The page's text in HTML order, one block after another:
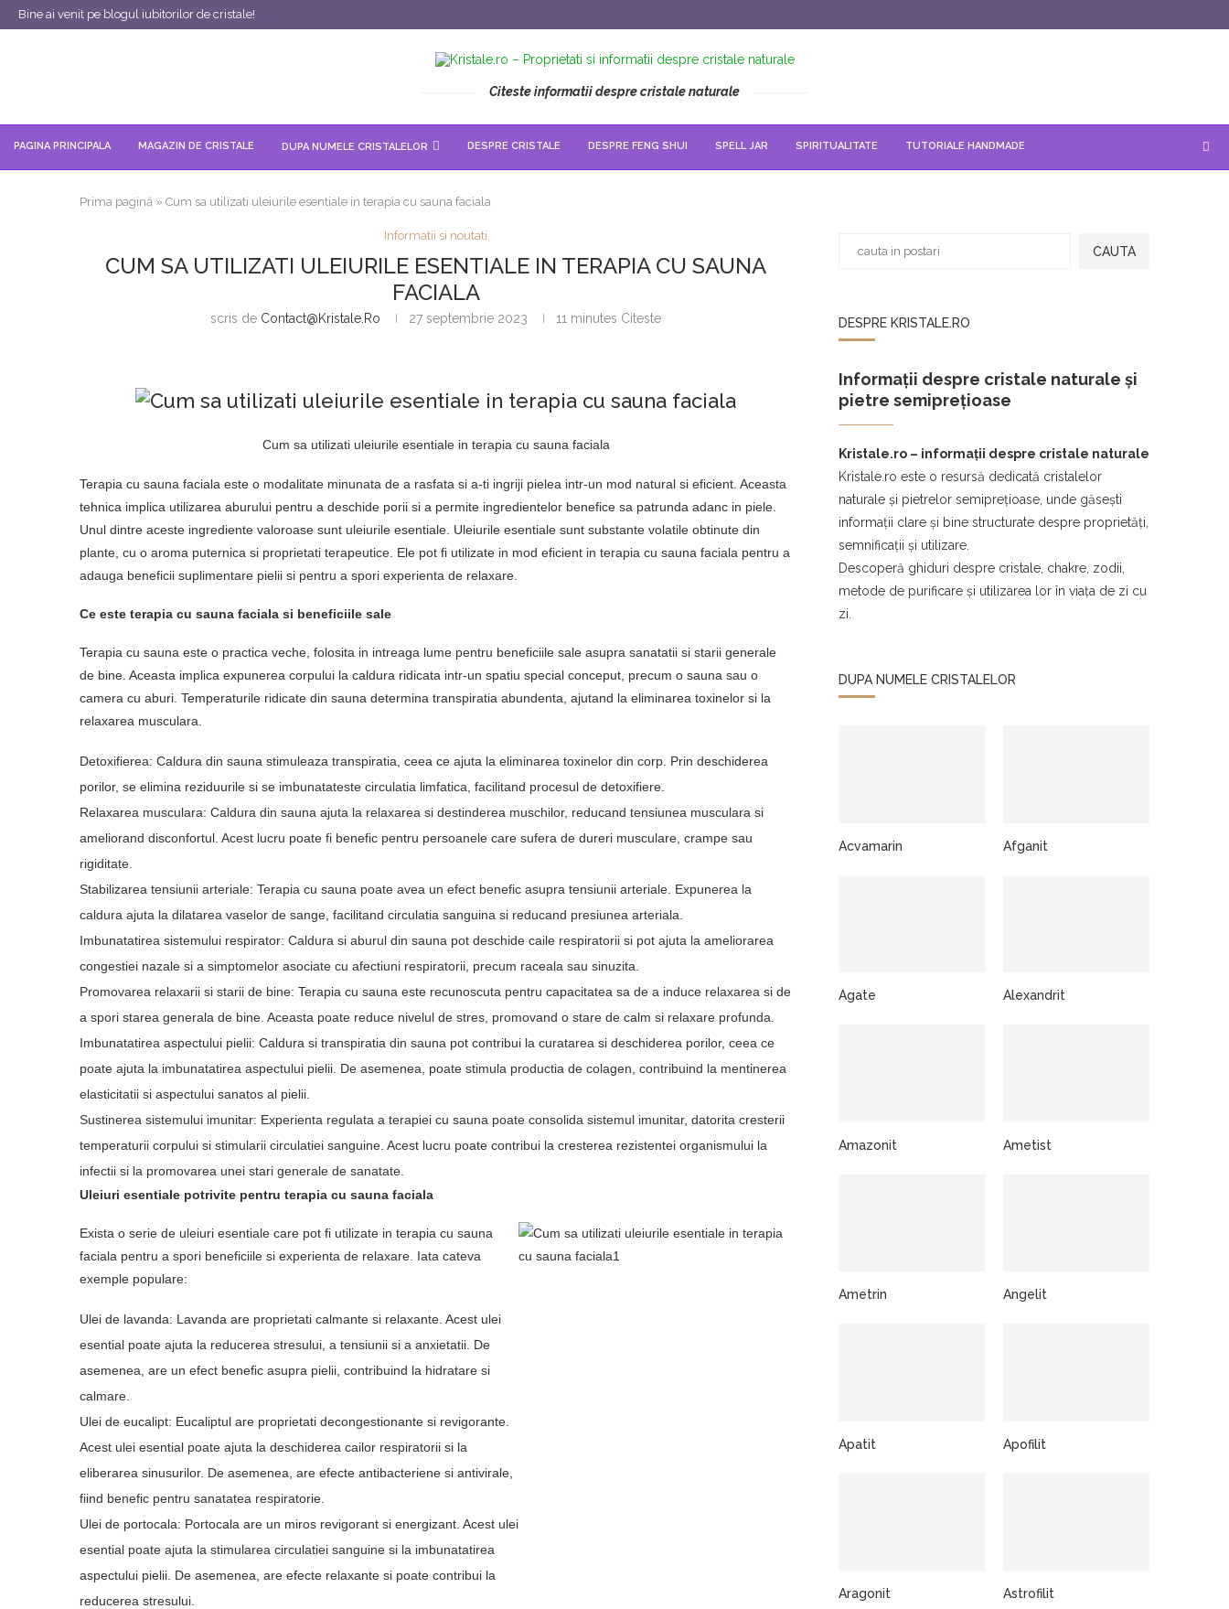
Bine ai venit pe blogul iubitorilor de cristale!
Citeste informatii despre cristale naturale
PAGINA PRINCIPALA MAGAZIN DE CRISTALE DUPA NUMELE CRISTALELOR DESPRE CRISTALE DESPRE FENG SHUI SPELL JAR SPIRITUALITATE TUTORIALE HANDMADE
Prima pagină » Cum sa utilizati uleiurile esentiale in terapia cu sauna faciala
Informatii si noutati
CUM SA UTILIZATI ULEIURILE ESENTIALE IN TERAPIA CU SAUNA
FACIALA
scris de Contact@kristale.ro 27 septembrie 2023 11 minutes Citeste
Cum sa utilizati uleiurile esentiale in terapia cu sauna faciala
Terapia cu sauna faciala este o modalitate minunata de a rasfata si a-ti ingriji pielea intr-un mod natural si eficient. Aceasta
tehnica implica utilizarea aburului pentru a deschide porii si a permite ingredientelor benefice sa patrunda adanc in piele.
Unul dintre aceste ingrediente valoroase sunt uleiurile esentiale. Uleiurile esentiale sunt substante volatile obtinute din
plante, cu o aroma puternica si proprietati terapeutice. Ele pot fi utilizate in mod eficient in terapia cu sauna faciala pentru a
adauga beneficii suplimentare pielii si pentru a spori experienta de relaxare.
Ce este terapia cu sauna faciala si beneficiile sale
Terapia cu sauna este o practica veche, folosita in intreaga lume pentru beneficiile sale asupra sanatatii si starii generale
de bine. Aceasta implica expunerea corpului la caldura ridicata intr-un spatiu special conceput, precum o sauna sau o
camera cu aburi. Temperaturile ridicate din sauna determina transpiratia abundenta, ajutand la eliminarea toxinelor si la
relaxarea musculara.
Detoxifierea: Caldura din sauna stimuleaza transpiratia, ceea ce ajuta la eliminarea toxinelor din corp. Prin deschiderea
porilor, se elimina reziduurile si se imbunatateste circulatia limfatica, facilitand procesul de detoxifiere.
Relaxarea musculara: Caldura din sauna ajuta la relaxarea si destinderea muschilor, reducand tensiunea musculara si
ameliorand disconfortul. Acest lucru poate fi benefic pentru persoanele care sufera de dureri musculare, crampe sau
rigiditate.
Stabilizarea tensiunii arteriale: Terapia cu sauna poate avea un efect benefic asupra tensiunii arteriale. Expunerea la
caldura ajuta la dilatarea vaselor de sange, facilitand circulatia sanguina si reducand presiunea arteriala.
Imbunatatirea sistemului respirator: Caldura si aburul din sauna pot deschide caile respiratorii si pot ajuta la ameliorarea
congestiei nazale si a simptomelor asociate cu afectiuni respiratorii, precum raceala sau sinuzita.
Promovarea relaxarii si starii de bine: Terapia cu sauna este recunoscuta pentru capacitatea sa de a induce relaxarea si de
a spori starea generala de bine. Aceasta poate reduce nivelul de stres, promovand o stare de calm si relaxare profunda.
Imbunatatirea aspectului pielii: Caldura si transpiratia din sauna pot contribui la curatarea si deschiderea porilor, ceea ce
poate ajuta la imbunatatirea aspectului pielii. De asemenea, poate stimula productia de colagen, contribuind la mentinerea
elasticitatii si aspectului sanatos al pielii.
Sustinerea sistemului imunitar: Experienta regulata a terapiei cu sauna poate consolida sistemul imunitar, datorita cresterii
temperaturii corpului si stimularii circulatiei sanguine. Acest lucru poate contribui la cresterea rezistentei organismului la
infectii si la promovarea unei stari generale de sanatate.
Uleiuri esentiale potrivite pentru terapia cu sauna faciala
Exista o serie de uleiuri esentiale care pot fi utilizate in terapia cu sauna
faciala pentru a spori beneficiile si experienta de relaxare. Iata cateva
exemple populare:
Ulei de lavanda: Lavanda are proprietati calmante si relaxante. Acest ulei
esential poate ajuta la reducerea stresului, a tensiunii si a anxietatii. De
asemenea, are un efect benefic asupra pielii, contribuind la hidratare si
calmare.
Ulei de eucalipt: Eucaliptul are proprietati decongestionante si revigorante.
Acest ulei esential poate ajuta la deschiderea cailor respiratorii si la
eliberarea sinusurilor. De asemenea, are efecte antibacteriene si antivirale,
fiind benefic pentru sanatatea respiratorie.
Ulei de portocala: Portocala are un miros revigorant si energizant. Acest ulei
esential poate ajuta la stimularea circulatiei sanguine si la imbunatatirea
aspectului pielii. De asemenea, are efecte relaxante si poate contribui la
reducerea stresului.
CAUTA
DESPRE KRISTALE.RO
Informații despre cristale naturale și
pietre semiprețioase
Kristale.ro – informații despre cristale naturale
Kristale.ro este o resursă dedicată cristalelor
naturale și pietrelor semiprețioase, unde găsești
informații clare și bine structurate despre proprietăți,
semnificații și utilizare.
Descoperă ghiduri despre cristale, chakre, zodii,
metode de purificare și utilizarea lor în viața de zi cu
zi.
DUPA NUMELE CRISTALELOR
Acvamarin Afganit
Agate Alexandrit
Amazonit Ametist
Ametrin Angelit
Apatit Apofilit
Aragonit Astrofilit